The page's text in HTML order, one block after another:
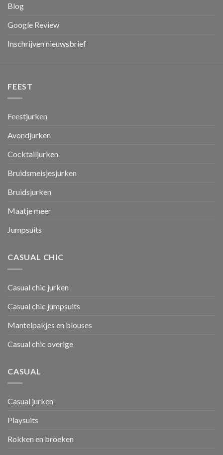
Blog
Google Review
Inschrijven nieuwsbrief
FEEST
Feestjurken
Avondjurken
Cocktailjurken
Bruidsmeisjesjurken
Bruidsjurken
Maatje meer
Jumpsuits
CASUAL CHIC
Casual chic jurken
Casual chic jumpsuits
Mantelpakjes en blouses
Casual chic overige
CASUAL
Casual jurken
Playsuits
Rokken en broeken